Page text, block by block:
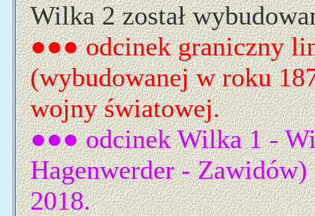
Wilka 2 został
●●● odcinek graniczny
(wybudowanej w roku
wojny światowej.
●●● odcinek Wilka 1 -
Hagenwerder -
2018.